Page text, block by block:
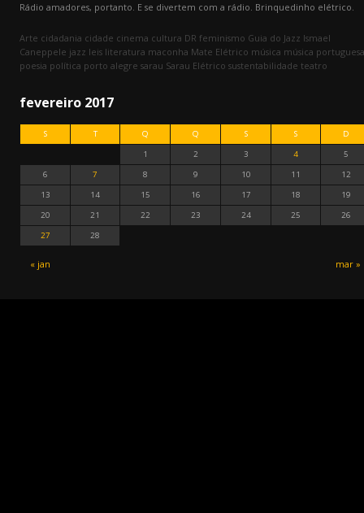
Rádio amadores, portanto. E se divertem com a rádio. Brinquedinho elétrico.
Arte cidadania cidade cinema cultura DR feminismo Guia do Jazz Ismael
Caneppele jazz leis literatura maconha Mate Elétrico música música portuguesa
poesia política porto alegre sarau Sarau Elétrico sustentabilidade teatro
fevereiro 2017
S T Q Q S S D
« jan mar »
1 2 3 4
5
6
7 8 9 10 11
12
13
14 15 16 17 18
19
20
21 22 23 24 25
26
27
28